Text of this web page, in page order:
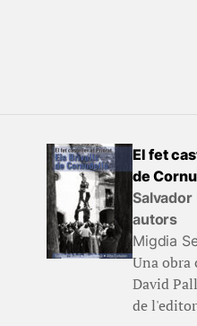
El fet
de
Salvador
autors
Migdia
Una obra
David
de